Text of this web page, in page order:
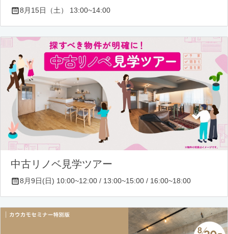
8月15日（土） 13:00~14:00
中古リノベ見学ツアー
8月9日(日) 10:00~12:00 / 13:00~15:00 / 16:00~18:00